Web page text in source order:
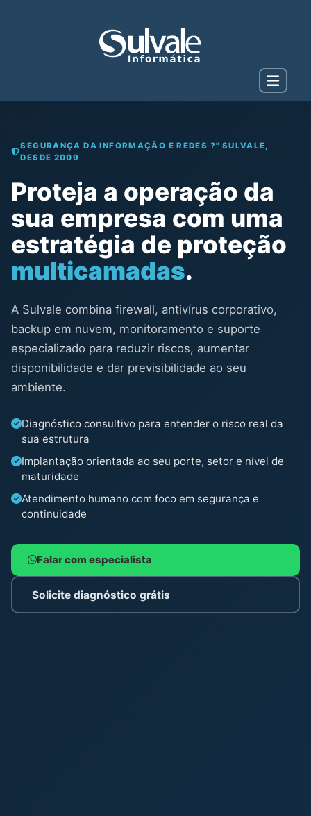
SEGURANÇA DA INFORMAÇÃO E REDES ?" SULVALE,
DESDE 2009
Proteja a operação da
sua empresa com uma
estratégia de proteção
multicamadas.
A Sulvale combina firewall, antivírus corporativo,
backup em nuvem, monitoramento e suporte
especializado para reduzir riscos, aumentar
disponibilidade e dar previsibilidade ao seu
ambiente.
Diagnóstico consultivo para entender o risco real da
sua estrutura
Implantação orientada ao seu porte, setor e nível de
maturidade
Atendimento humano com foco em segurança e
continuidade
Falar com especialista
Solicite diagnóstico grátis